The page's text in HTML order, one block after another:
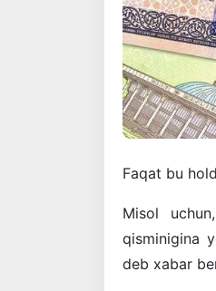
Faqat bu
Misol
qisminigina
deb xabar